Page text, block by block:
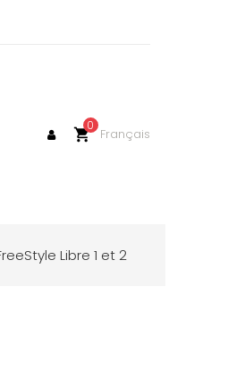
Français
shopping_cart
0
Libre 1 et 2